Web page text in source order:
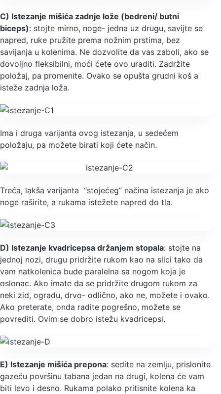
C) Istezanje mišića zadnje lože (bedreni/ butni
biceps): stojte mirno, noge- jedna uz drugu, savijte se
napred, ruke pružite prema nožnim prstima, bez
savijanja u kolenima. Ne dozvolite da vas zaboli, ako se
dovoljno fleksibilni, moći ćete ovo uraditi. Zadržite
položaj, pa promenite. Ovako se opušta grudni koš a
isteže zadnja loža.
Ima i druga varijanta ovog istezanja, u sedećem
položaju, pa možete birati koji ćete način.
Treća, lakša varijanta “stojećeg” načina istezanja je ako
noge raširite, a rukama istežete napred do tla.
D) Istezanje kvadricepsa držanjem stopala: stojte na
jednoj nozi, drugu pridržite rukom kao na slici tako da
vam natkolenica bude paralelna sa nogom koja je
oslonac. Ako imate da se pridržite drugom rukom za
neki zid, ogradu, drvo- odlično, ako ne, možete i ovako.
Ako preterate, onda radite pogrešno, možete se
povrediti. Ovim se dobro istežu kvadricepsi.
E) Istezanje mišića prepona: sedite na zemlju, prislonite
gazeću površinu tabana jedan na drugi, kolena će vam
biti levo i desno. Rukama polako pritisnite kolena ka